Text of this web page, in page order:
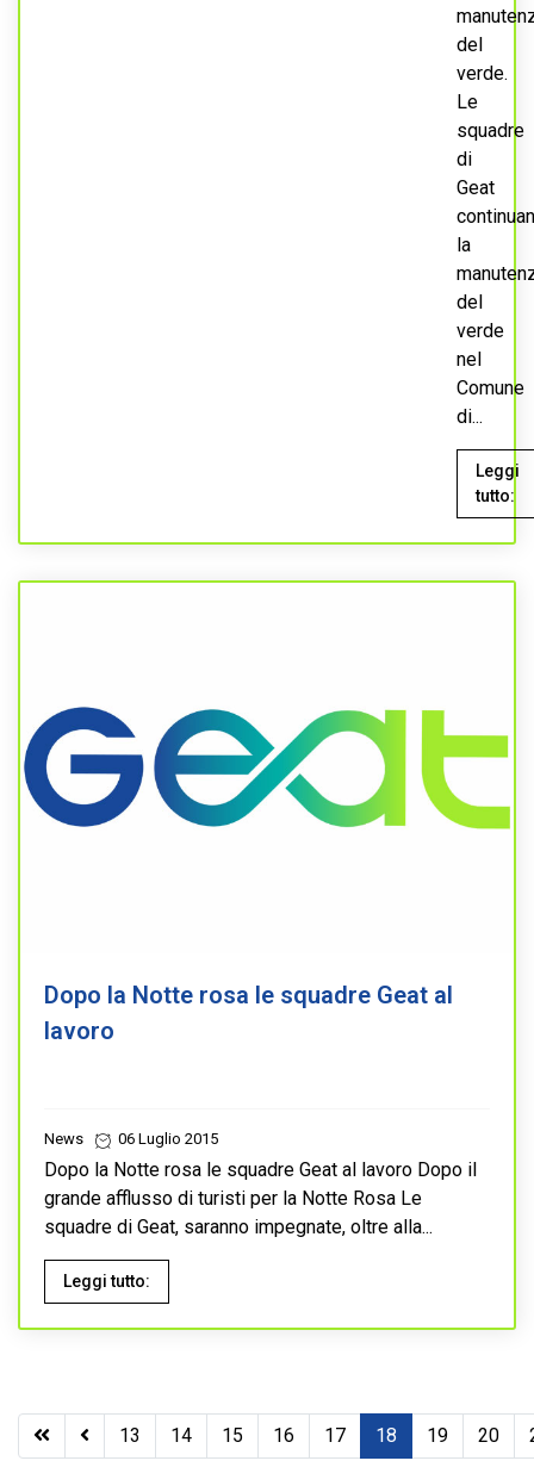
del
verde.
Le
squadre
di
Geat
la
del
verde
nel
Comune
di...
Leggi
tutto:
Dopo la Notte rosa le squadre Geat al
lavoro
News 06 Luglio 2015
Dopo la Notte rosa le squadre Geat al lavoro Dopo il
grande afflusso di turisti per la Notte Rosa Le
squadre di Geat, saranno impegnate, oltre alla...
Leggi tutto:
13 14 15 16 17 18 19 20